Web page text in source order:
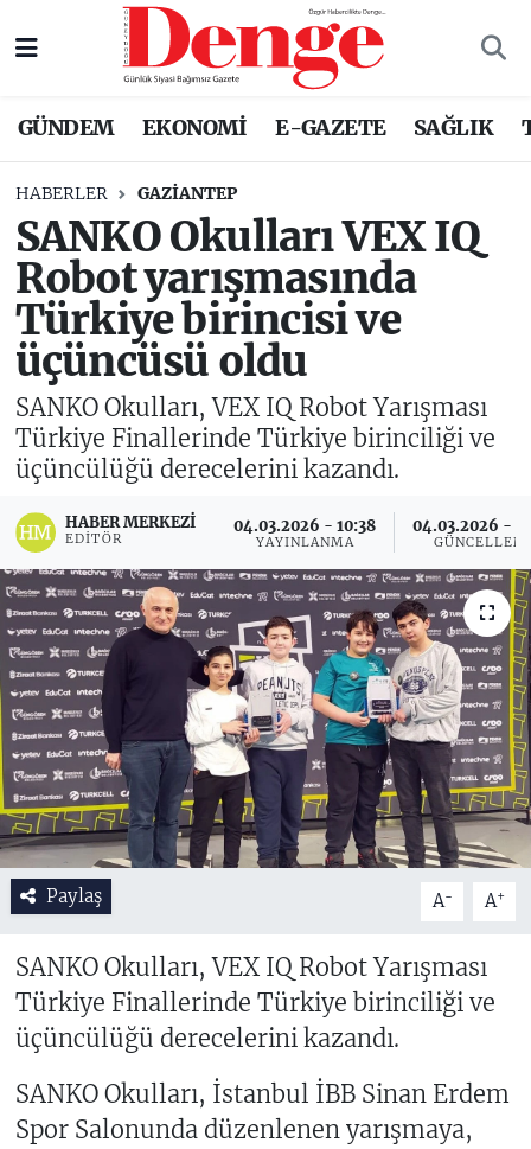
GÜNDEM EKONOMİ E-GAZETE SAĞLIK
HABERLER GAZIANTEP
SANKO Okulları VEX IQ
Robot yarışmasında
Türkiye birincisi ve
üçüncüsü oldu
SANKO Okulları, VEX IQ Robot Yarışması
Türkiye Finallerinde Türkiye birinciliği ve
üçüncülüğü derecelerini kazandı.
HABER MERKEZI
EDITÖR
04.03.2026 - 10:38
YAYINLANMA
04.03.2026 -
Paylaş A- A+
SANKO Okulları, VEX IQ Robot Yarışması
Türkiye Finallerinde Türkiye birinciliği ve
üçüncülüğü derecelerini kazandı.
SANKO Okulları, İstanbul İBB Sinan Erdem
Spor Salonunda düzenlenen yarışmaya,
Nöbetçi Eczaneler
Trafik Durumu
Süper Lig Puan Durumu ve Fikstür
Tüm Manşetler
Son Dakika Haberleri
Haber Arşivi